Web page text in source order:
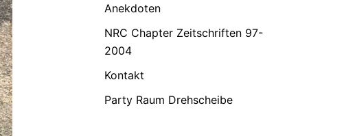
Anekdoten
NRC Chapter Zeitschriften 97-
2004
Kontakt
Party Raum Drehscheibe